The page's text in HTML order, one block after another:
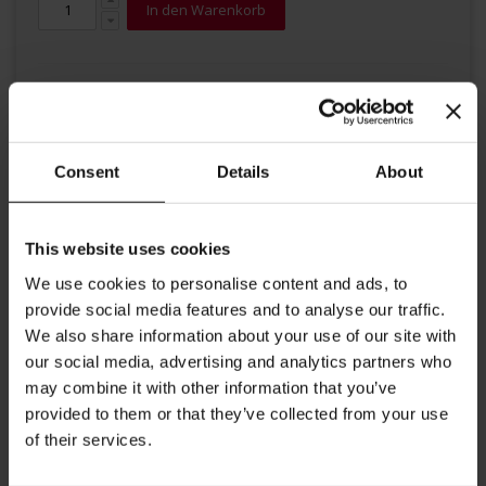
Consent Details About
This website uses cookies
We use cookies to personalise content and ads, to
provide social media features and to analyse our traffic.
We also share information about your use of our site with
our social media, advertising and analytics partners who
may combine it with other information that you’ve
provided to them or that they’ve collected from your use
of their services.
In den Warenkorb
Tees aus Nepal werden von wahren Teeliebhabern hoch
geschätzt und warten im Schatten Indiens darauf, entdeckt zu
werden. Die jungen Teeblätter mit einer Vielzahl goldener
Blattspitzen entwickeln im Aufguss einen süß-fruchtigen
Geschmack mit verführerischen Honignoten. Ein wahrer Schatz.
Empfohlene Zubereitung:1 Gramm Tee auf 100 ml Wasser, Tee 3-
5 Minuten bei einer Temperatur von 100 °C ziehen lassen.
Dimensionen: Fassungsvermögen: 630ml Höhe: 13.5 cm
Durchmesser: 10 cm